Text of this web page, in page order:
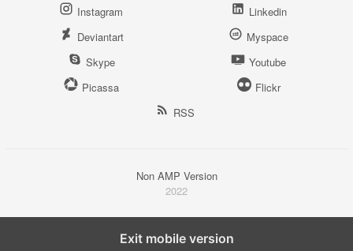
Instagram
Linkedin
Deviantart
Myspace
Skype
Youtube
Picassa
Flickr
RSS
Non AMP Version
2022
Exit mobile version